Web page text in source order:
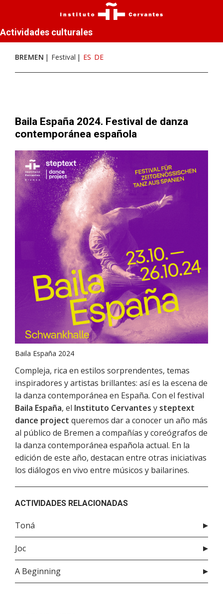
Actividades culturales
BREMEN Festival ES DE
Baila España 2024. Festival de danza
contemporánea española
Baila España 2024
Compleja, rica en estilos sorprendentes, temas
inspiradores y artistas brillantes: así es la escena de
la danza contemporánea en España. Con el festival
Baila España, el Instituto Cervantes y steptext
dance project queremos dar a conocer un año más
al público de Bremen a compañías y coreógrafos de
la danza contemporánea española actual. En la
edición de este año, destacan entre otras iniciativas
los diálogos en vivo entre músicos y bailarines.
ACTIVIDADES RELACIONADAS
Toná
Joc
A Beginning